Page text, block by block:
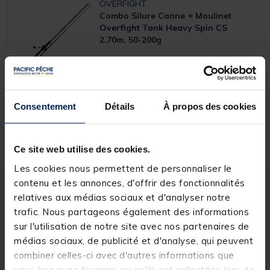
Consentement Détails À propos des cookies
Ce site web utilise des cookies.
Les cookies nous permettent de personnaliser le
contenu et les annonces, d'offrir des fonctionnalités
relatives aux médias sociaux et d'analyser notre
trafic. Nous partageons également des informations
sur l'utilisation de notre site avec nos partenaires de
médias sociaux, de publicité et d'analyse, qui peuvent
combiner celles-ci avec d'autres informations que
OVERFIGHT
Combo Silure Canne + Moulinet
Overfight Tank Heavy Spin CS
2.70m, 50-200g
59,99 €
Expédition sous 24 h
Description
Description & détails
Description